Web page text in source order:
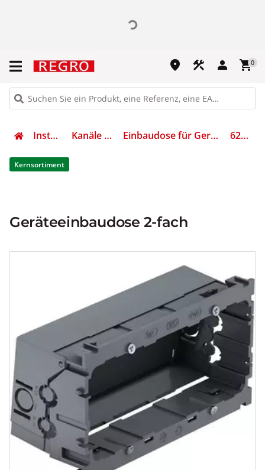
place construction person shopping_cart0
Installation Kanäle Zubehör Einbaudose für Geräteeinbaukanal 6288608
Kernsortiment
Geräteeinbaudose 2-fach